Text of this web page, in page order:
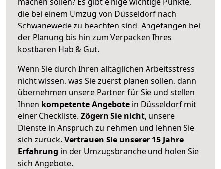
die bei einem Umzug von Düsseldorf nach
Schwanewede zu beachten sind. Angefangen bei
der Planung bis hin zum Verpacken Ihres
kostbaren Hab & Gut.
Wenn Sie durch Ihren alltäglichen Arbeitsstress
nicht wissen, was Sie zuerst planen sollen, dann
übernehmen unsere Partner für Sie und stellen
Ihnen kompetente Angebote in Düsseldorf mit
einer Checkliste. Zögern Sie nicht, unsere
Dienste in Anspruch zu nehmen und lehnen Sie
sich zurück. Vertrauen Sie unserer 15 Jahre
Erfahrung in der Umzugsbranche und holen Sie
sich Angebote.